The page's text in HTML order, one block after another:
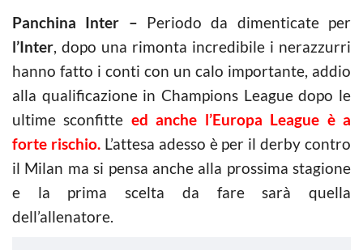
Panchina Inter – Periodo da dimenticate per
l’Inter, dopo una rimonta incredibile i nerazzurri
hanno fatto i conti con un calo importante, addio
alla qualificazione in Champions League dopo le
ultime sconfitte ed anche l’Europa League è a
forte rischio.L’attesa adesso è per il derby contro
il Milan ma si pensa anche alla prossima stagione
e la prima scelta da fare sarà quella
dell’allenatore.